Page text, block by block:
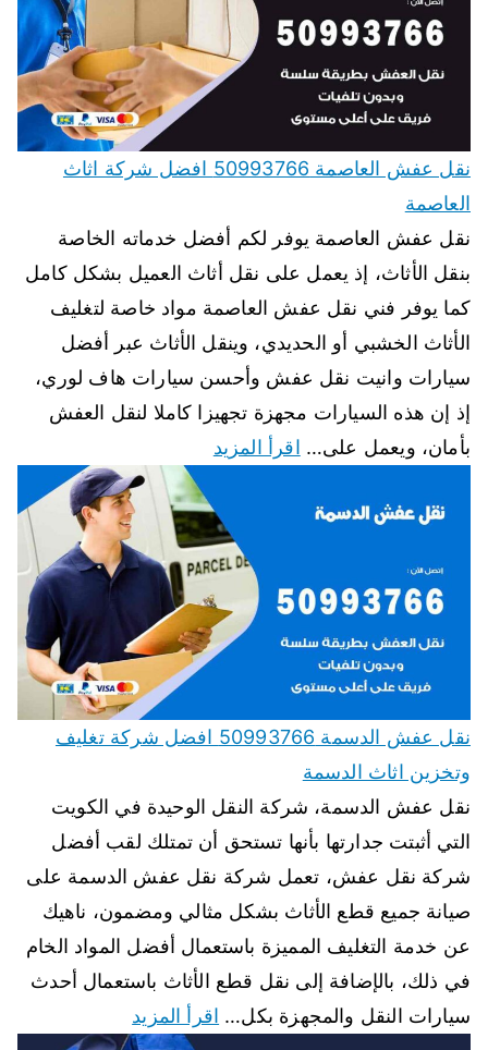
نقل عفش العاصمة 50993766 افضل شركة اثاث
العاصمة
نقل عفش العاصمة يوفر لكم أفضل خدماته الخاصة
بنقل الأثاث، إذ يعمل على نقل أثاث العميل بشكل كامل
كما يوفر فني نقل عفش العاصمة مواد خاصة لتغليف
الأثاث الخشبي أو الحديدي، وينقل الأثاث عبر أفضل
سيارات وانيت نقل عفش وأحسن سيارات هاف لوري،
إذ إن هذه السيارات مجهزة تجهيزا كاملا لنقل العفش
بأمان، ويعمل على… اقرأ المزيد
نقل عفش الدسمة 50993766 افضل شركة تغليف
وتخزين اثاث الدسمة
نقل عفش الدسمة، شركة النقل الوحيدة في الكويت
التي أثبتت جدارتها بأنها تستحق أن تمتلك لقب أفضل
شركة نقل عفش، تعمل شركة نقل عفش الدسمة على
صيانة جميع قطع الأثاث بشكل مثالي ومضمون، ناهيك
عن خدمة التغليف المميزة باستعمال أفضل المواد الخام
في ذلك، بالإضافة إلى نقل قطع الأثاث باستعمال أحدث
سيارات النقل والمجهزة بكل… اقرأ المزيد